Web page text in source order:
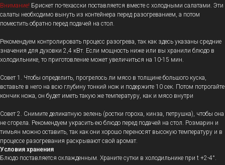
Внимание! Брискет по-техасски поставляется вместе с холодными салатами. Эти
салаты необходимо вынуть из контейнера перед разогреванием, а потом
поместить обратно перед подачей на стол.
Рекомендуем контролировать процесс разогрева, так как здесь указаны средние
значения для духовки 2,4 кВт. Если мощность ниже или вы хранили блюдо в
холодильнике, то приготовление может увеличиться на 10-15 мин.
Совет 1. Чтобы определить, прогрелось ли мясо в толщине большого куска,
вставьте в него на всю глубину тонкий нож и подержите 10 сек. Потом потрогайте
кончик ножа, он будет иметь такую же температуру, как и мясо внутри
Совет 2. Снимите деликатную зелень (ростки гороха, кинза, петрушка), чтобы она
не сгорела. Рекомендуем украсить ею блюдо перед подачей на стол. Розмарин и
тимьян можно оставить, так как они хорошо переносят высокую температуру и в
процессе разогревания раскрывают свой аромат.
Условия хранения
Блюдо поставляется охлажденным. Храните сутки в холодильнике при t +2-4°.